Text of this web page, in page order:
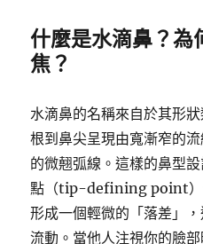
什麼是水滴鼻？為
焦？
水滴鼻的名稱來自於其形
根到鼻尖呈現由寬漸窄的
的微翹弧線。這樣的鼻型
點（tip-defining point）
形成一個輕微的「落差」
流動。當他人注視你的臉